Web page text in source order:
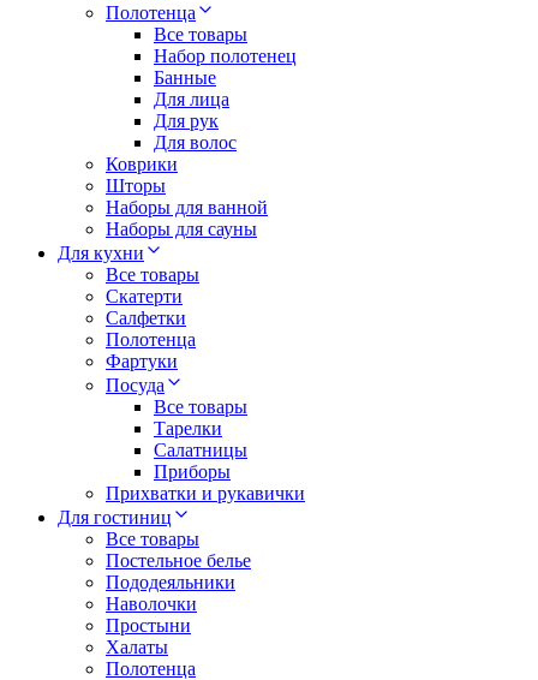
Полотенца
Все товары
Набор полотенец
Банные
Для лица
Для рук
Для волос
Коврики
Шторы
Наборы для ванной
Наборы для сауны
Для кухни
Все товары
Скатерти
Салфетки
Полотенца
Фартуки
Посуда
Все товары
Тарелки
Салатницы
Приборы
Прихватки и рукавички
Для гостиниц
Все товары
Постельное белье
Пододеяльники
Наволочки
Простыни
Халаты
Полотенца